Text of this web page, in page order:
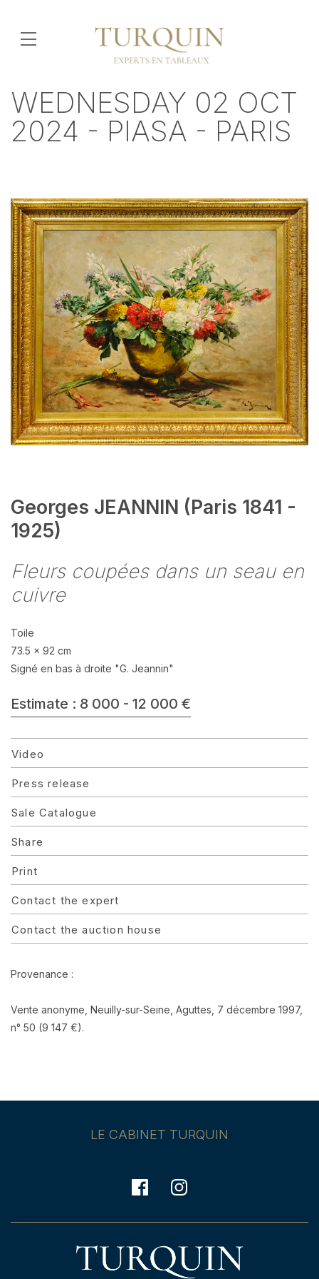
WEDNESDAY 02 OCT
2024 - PIASA - PARIS
Georges JEANNIN (Paris 1841 -
1925)
Fleurs coupées dans un seau en
cuivre
Toile
73.5 x 92 cm
Signé en bas à droite "G. Jeannin"
Estimate : 8 000 - 12 000 €
Video
Press release
Sale Catalogue
Share
Print
Contact the expert
Contact the auction house
Provenance :
Vente anonyme, Neuilly-sur-Seine, Aguttes, 7 décembre 1997,
n° 50 (9 147 €).
LE CABINET TURQUIN